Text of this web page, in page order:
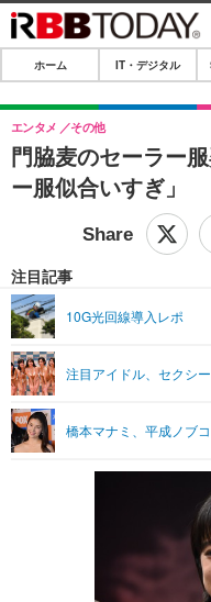
ホーム
IT・デジタル
IT・デジタルTOP
ネタ
ショッピング
SPEED TEST
エンタメTOP
グラビア
ショッピング
ライフTOP
リリース一覧
プッシュ通知の停止方法
ホーム IT・デジタル
門脇麦のセーラー
ー服似合いすぎ」
エンタメ その他
注目記事
10G光回線導入レポ
注目アイドル、セクシ
橋本マナミ、平成ノブ